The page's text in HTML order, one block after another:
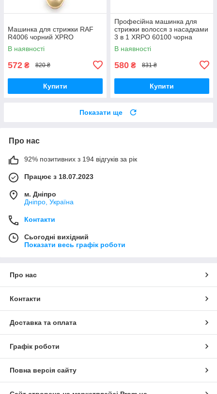
Машинка для стрижки RAF
R4006 чорний XPRO
В наявності
572 ₴ 820 ₴
Купити
Професійна машинка для
стрижки волосся з насадками
3 в 1 XRPO 60100 чорна
(40995-DSP-60100)
В наявності
580 ₴ 831 ₴
Купити
Показати ще
Про нас
92% позитивних з 194 відгуків за рік
Працює з 18.07.2023
м. Дніпро
Дніпро, Україна
Контакти
Сьогодні вихідний
Показати весь графік роботи
Про нас
Контакти
Доставка та оплата
Графік роботи
Повна версія сайту